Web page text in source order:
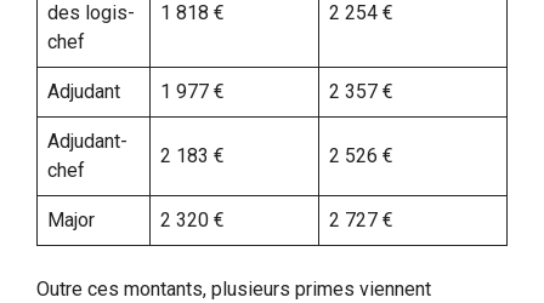
des logis-
chef
1 818 € 2 254 €
Adjudant 1 977 € 2 357 €
Adjudant-
chef
2 183 € 2 526 €
Major 2 320 € 2 727 €
Outre ces montants, plusieurs primes viennent